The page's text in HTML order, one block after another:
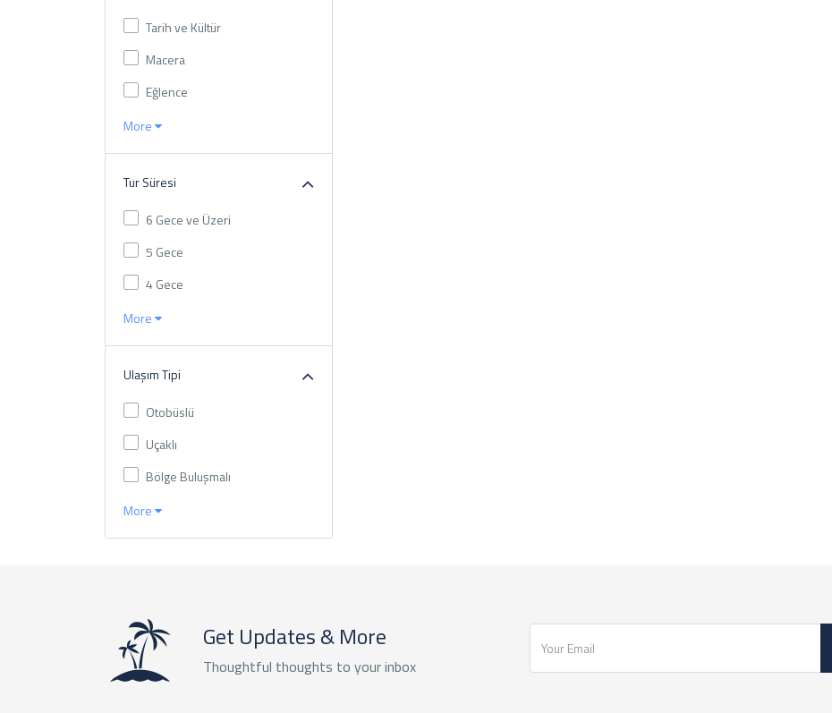
Tarih ve Kültür
Macera
Eğlence
More
Tur Süresi
6 Gece ve Üzeri
5 Gece
4 Gece
More
Ulaşım Tipi
Otobüslü
Uçaklı
Bölge Buluşmalı
More
Get Updates & More
Thoughtful thoughts to your inbox